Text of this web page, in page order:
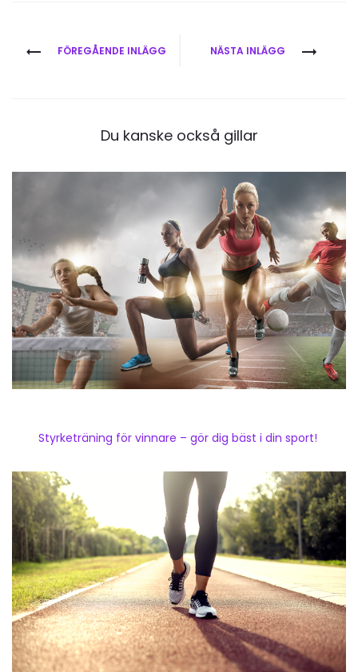
Inläggsnavigering
FÖREGÅENDE INLÄGG NÄSTA INLÄGG
Du kanske också gillar
Styrketräning för vinnare – gör dig bäst i din sport!